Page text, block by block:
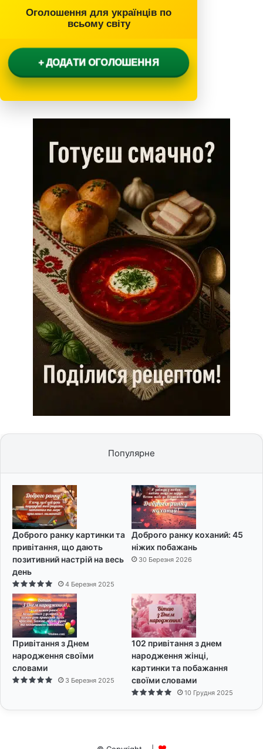
Оголошення для українців по
всьому світу
+ ДОДАТИ ОГОЛОШЕННЯ
Популярне
Доброго ранку картинки та
привітання, що дають
позитивний настрій на весь
день
4 Березня 2025
Доброго ранку коханий: 45
ніжих побажань
30 Березня 2026
Привітання з Днем
народження своїми
словами
3 Березня 2025
102 привітання з днем
народження жінці,
картинки та побажання
своїми словами
10 Грудня 2025